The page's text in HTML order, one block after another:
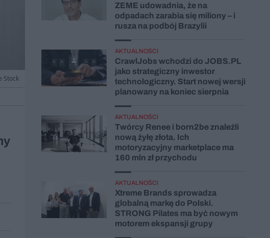
Stock
ZEME udowadnia, że na
odpadach zarabia się miliony – i
rusza na podbój Brazylii
AKTUALNOŚCI
CrawlJobs wchodzi do JOBS.PL
jako strategiczny inwestor
technologiczny. Start nowej wersji
planowany na koniec sierpnia
AKTUALNOŚCI
Twórcy Renee i born2be znaleźli
nową żyłę złota. Ich
motoryzacyjny marketplace ma
160 mln zł przychodu
AKTUALNOŚCI
Xtreme Brands sprowadza
globalną markę do Polski.
STRONG Pilates ma być nowym
motorem ekspansji grupy